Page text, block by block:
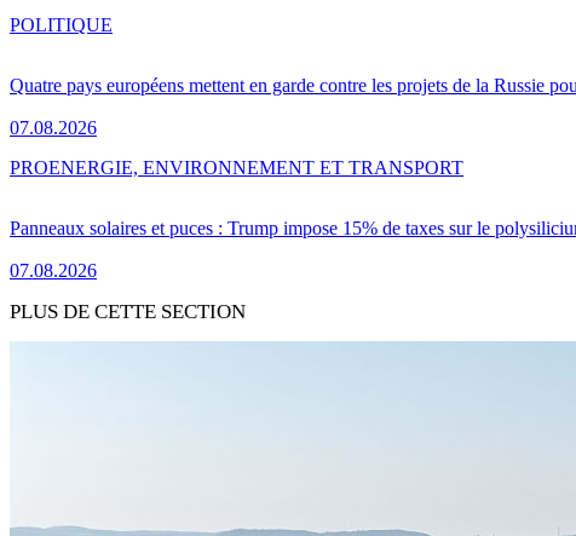
Quatre pays européens mettent en garde contre les projets de la Russie
07.08.2026
POLITIQUE
Panneaux solaires et puces : Trump impose 15% de taxes sur le
07.08.2026
PROENERGIE, ENVIRONNEMENT ET TRANSPORT
PLUS DE CETTE SECTION